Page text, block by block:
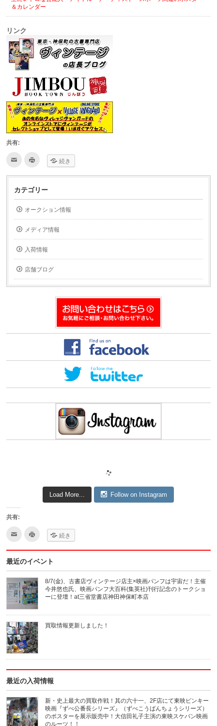
＆カレンダー
リンク
共有:
ク
て
友
達
へ
メ
ー
で
送
信
(新
し
い
ィ
ド
ウ
ク
て
印
刷
(新
し
い
ィ
ン
ド
ウ
で
開
ま
続き
カテゴリー
オークション情報
メディア情報
入荷情報
店舗ブログ
Load More... Follow on Instagram
共有:
ク
し
て
達
へ
メ
ー
ル
で
送
信
(新
し
い
ウ
ィ
ン
ド
ウ
開
き
ま
す)
ク
て
刷
(新
し
い
ウ
ィ
ン
ド
ウ
で
開
き
ま
す)
続き
最近のイベント
8/7(金)、古書店ヴィンテージ店主×映画パンフは宇宙だ！主催
今井悠也氏、映画パンフ大百科(集英社)刊行記念のトークショ
ーに登壇！at三省堂書店神田神保町本店
買取情報更新しました！
最近の入荷情報
新・史上最大の買取作戦！其の六十一、2F店にて東映ピンキー
映画『ずべ公番長シリーズ』（ずべこうばんちょうシリーズ）
のポスターを展示販売中！大信田礼子主演の東映スケバン映画
のルーツ！！